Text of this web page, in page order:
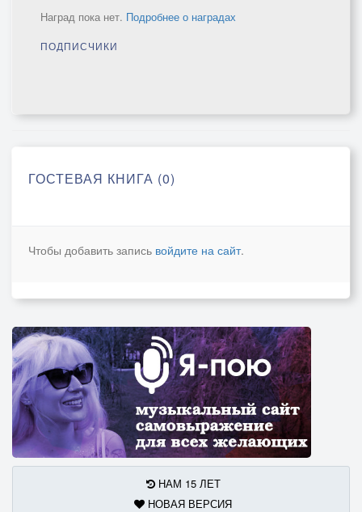
Наград пока нет. Подробнее о наградах
ПОДПИСЧИКИ
ГОСТЕВАЯ КНИГА (0)
Чтобы добавить запись войдите на сайт.
НАМ 15 ЛЕТ
НОВАЯ ВЕРСИЯ